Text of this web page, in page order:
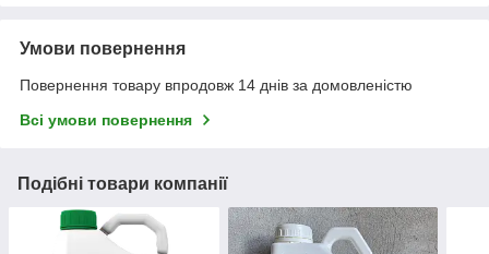
Умови повернення
Повернення товару впродовж 14 днів за домовленістю
Всі умови повернення
Подібні товари компанії